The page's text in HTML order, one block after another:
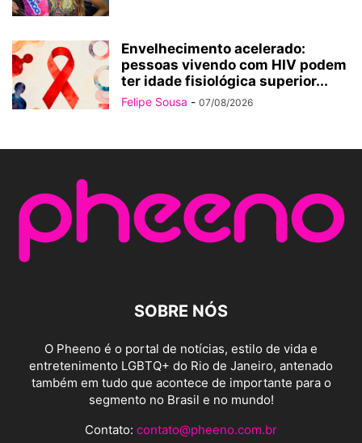
Envelhecimento acelerado:
pessoas vivendo com HIV podem
ter idade fisiológica superior...
Felipe Sousa - 07/08/2026
SOBRE NÓS
O Pheeno é o portal de notícias, estilo de vida e
entretenimento LGBTQ+ do Rio de Janeiro, antenado
também em tudo que acontece de importante para o
segmento no Brasil e no mundo!
Contato: contato@pheeno.com.br